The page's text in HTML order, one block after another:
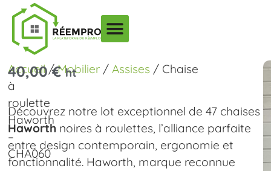
Accueil/Mobilier /Assises / Chaise
à
roulette
Haworth
–
CHA060
40,00€ ht
Découvrez notre lot exceptionnel de 47 chaises
Haworth noires à roulettes, l’alliance parfaite
entre design contemporain, ergonomie et
fonctionnalité. Haworth, marque reconnue